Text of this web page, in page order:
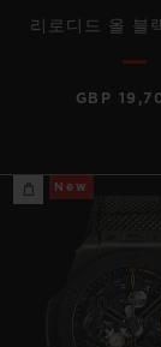
리로디드 올 블
GBP
New